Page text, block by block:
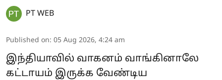
PT WEB
Published on: 05 Aug 2026, 4:24 am
இந்தியாவில் வாகனம் வாங்கினாலே
கட்டாயம் இருக்க வேண்டிய